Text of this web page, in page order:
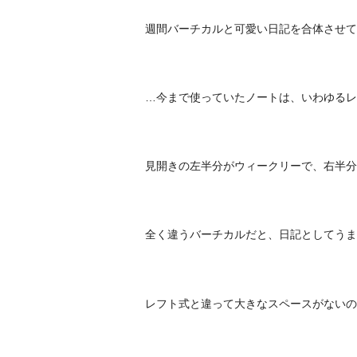
週間バーチカルと可愛い日記を合体させ
…今まで使っていたノートは、いわゆる
見開きの左半分がウィークリーで、右半
全く違うバーチカルだと、日記としてう
レフト式と違って大きなスペースがない